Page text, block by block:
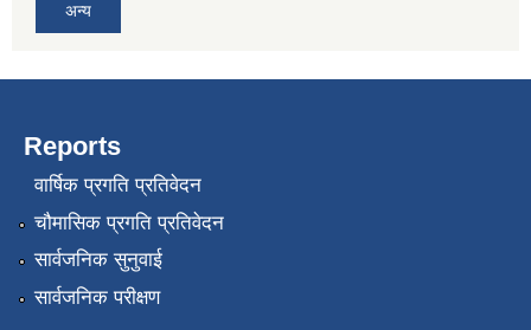
अन्य
Reports
वार्षिक प्रगति प्रतिवेदन
चौमासिक प्रगति प्रतिवेदन
सार्वजनिक सुनुवाई
सार्वजनिक परीक्षण